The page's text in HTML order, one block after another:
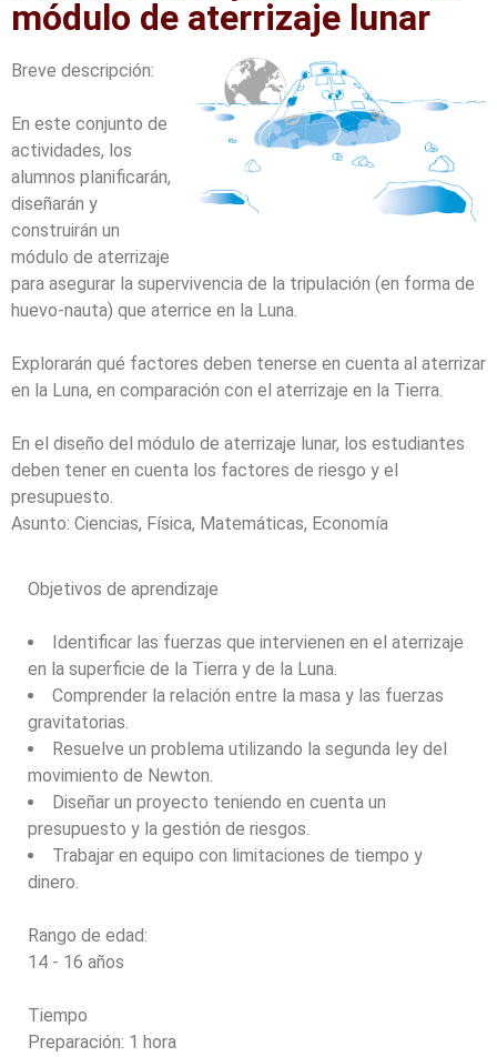
módulo de aterrizaje lunar
Breve descripción:
En este conjunto de
actividades, los
alumnos planificarán,
diseñarán y
construirán un
módulo de aterrizaje
para asegurar la supervivencia de la tripulación (en forma de
huevo-nauta) que aterrice en la Luna.
Explorarán qué factores deben tenerse en cuenta al aterrizar
en la Luna, en comparación con el aterrizaje en la Tierra.
En el diseño del módulo de aterrizaje lunar, los estudiantes
deben tener en cuenta los factores de riesgo y el
presupuesto.
Asunto: Ciencias, Física, Matemáticas, Economía
Objetivos de aprendizaje
Identificar las fuerzas que intervienen en el aterrizaje
en la superficie de la Tierra y de la Luna.
Comprender la relación entre la masa y las fuerzas
gravitatorias.
Resuelve un problema utilizando la segunda ley del
movimiento de Newton.
Diseñar un proyecto teniendo en cuenta un
presupuesto y la gestión de riesgos.
Trabajar en equipo con limitaciones de tiempo y
dinero.
Rango de edad:
14 - 16 años
Tiempo
Preparación: 1 hora